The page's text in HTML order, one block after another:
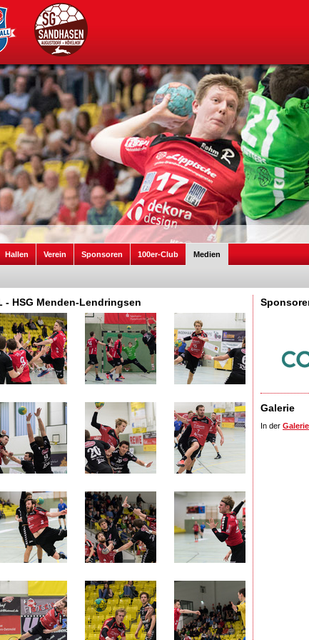
Hallen Verein Sponsoren 100er-Club Medien
- HSG Menden-Lendringsen
Galerie
In der Galerie